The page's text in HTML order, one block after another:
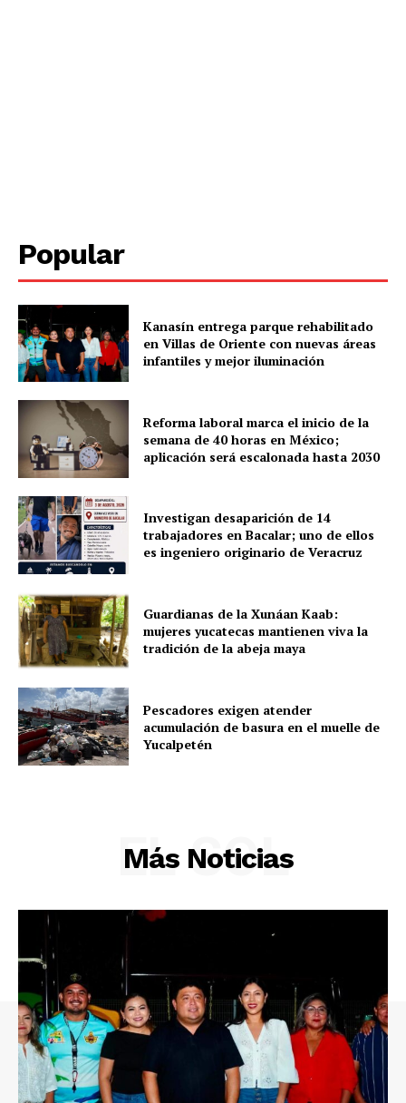
Sociedad y Negocios
Policíacas
Deportes
Política
Municipios
Popular
Kanasín entrega parque rehabilitado
en Villas de Oriente con nuevas áreas
infantiles y mejor iluminación
Reforma laboral marca el inicio de la
semana de 40 horas en México;
aplicación será escalonada hasta 2030
Investigan desaparición de 14
trabajadores en Bacalar; uno de ellos
es ingeniero originario de Veracruz
Guardianas de la Xunáan Kaab:
mujeres yucatecas mantienen viva la
tradición de la abeja maya
Pescadores exigen atender
acumulación de basura en el muelle de
Yucalpetén
Más Noticias
EL SOL